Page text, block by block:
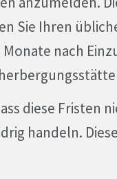
Sie Ihren
nach
diese Fristen
handeln.